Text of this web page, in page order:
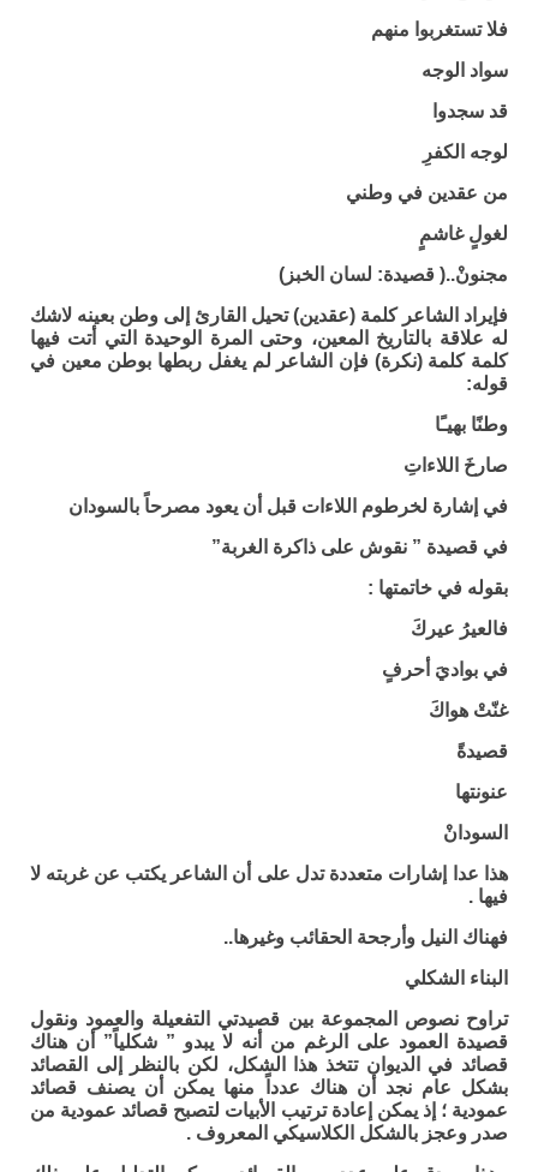
فلا تستغربوا منهم
سواد الوجه
قد سجدوا
لوجه الكفرِ
من عقدين في وطني
لغولٍ غاشمٍ
مجنونْ..( قصيدة: لسان الخبز)
فإيراد الشاعر كلمة (عقدين) تحيل القارئ إلى وطن بعينه لاشك
له علاقة بالتاريخ المعين، وحتى المرة الوحيدة التي أتت فيها
كلمة كلمة (نكرة) فإن الشاعر لم يغفل ربطها بوطن معين في
قوله:
وطنًا بهيـًا
صارخَ اللاءاتِ
في إشارة لخرطوم اللاءات قبل أن يعود مصرحاً بالسودان
في قصيدة ” نقوش على ذاكرة الغربة”
بقوله في خاتمتها :
فالعيرُ عيركَ
في بواديَ أحرفٍ
غنّتْ هواكَ
قصيدةً
عنونتها
السودانْ
هذا عدا إشارات متعددة تدل على أن الشاعر يكتب عن غربته لا
فيها .
فهناك النيل وأرجحة الحقائب وغيرها..
البناء الشكلي
تراوح نصوص المجموعة بين قصيدتي التفعيلة والعمود ونقول
قصيدة العمود على الرغم من أنه لا يبدو ” شكلياً” أن هناك
قصائد في الديوان تتخذ هذا الشكل، لكن بالنظر إلى القصائد
بشكل عام نجد أن هناك عدداً منها يمكن أن يصنف قصائد
عمودية ؛ إذ يمكن إعادة ترتيب الأبيات لتصبح قصائد عمودية من
صدر وعجز بالشكل الكلاسيكي المعروف .